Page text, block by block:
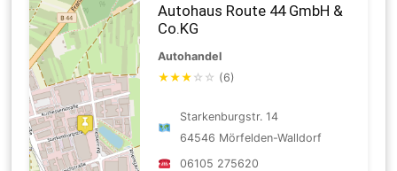
Autohaus Route 44 GmbH &
Co.KG
Autohandel
★★★ ☆ ☆ (6)
Starkenburgstr. 14
64546 Mörfelden-Walldorf
06105 275620